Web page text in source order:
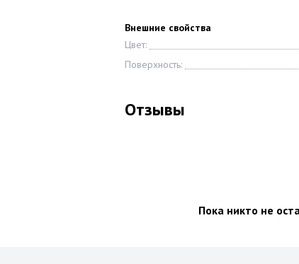
Внешние свойства
Цвет:
Поверхность:
Отзывы
Пока никто не